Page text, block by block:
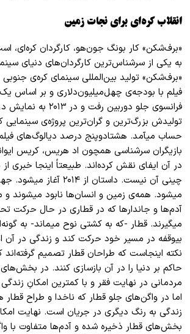
انقلاب کرهای برای نجات زمین
«برفشکن» کار بونگ جونهو، کارگردان کرهای،
به یکی از سرشناسترین کارگردانهای دنیای
«برفشکن» تولید بینالمللی سینمای کرهی جنوبی
فیلم با بودجهی چهلمیلیوندلاری و بر اساس
فرانسوی جلو دوربین
تولیدش بزرگترین و گرانترین پروژهی سینمایی
حساب میآمد. هشتادوپنج درصد دیالوگهای
بازیگران سرشناسی همچون اد هریس، کریس
در آن ایفای نقش کردهاند. طبیعتاً اینجا خبری
چینی آن نیست. داستان از
میشود. همهی زمین و انسانها نابود میشوند و
آدمها و جاندارها که در قطاری در حال حرکت
میگیرند. قطار -که به کشتی نوح میماند- به گونه
بیوقفه در مسیر خود حرکت کند و زندگی در آن
نکته اینجاست که طراحان قطار تصمیم گرفته
حاکم بر دنیا را در آن بازسازی کنند. در بخش
مردمانی در نهایت فقر و با کمترین امکانِ زندگی
اما در واگنهای جلو قطار که ناخدا و طراح قطار
زندگی به رنگ دیگری در جریان است. نهایت
بخشهای قطار ذخیره شده و آدمها متفاوت با